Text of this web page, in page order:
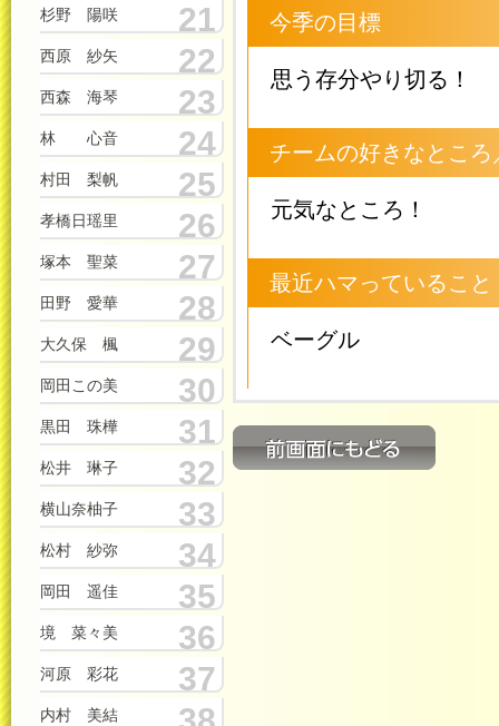
杉野 陽咲 21
西原 紗矢 22
西森 海琴 23
林 心音 24
村田 梨帆 25
孝橋日瑶里 26
塚本 聖菜 27
田野 愛華 28
大久保 楓 29
岡田この美 30
黒田 珠樺 31
松井 琳子 32
横山奈柚子 33
松村 紗弥 34
岡田 遥佳 35
境 菜々美 36
河原 彩花 37
内村 美結
今季の目標
思う存分やり切る！
チームの好きなとこ
元気なところ！
最近ハマっていること
ベーグル